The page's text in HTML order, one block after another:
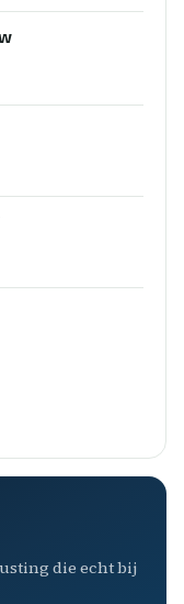
die echt bij